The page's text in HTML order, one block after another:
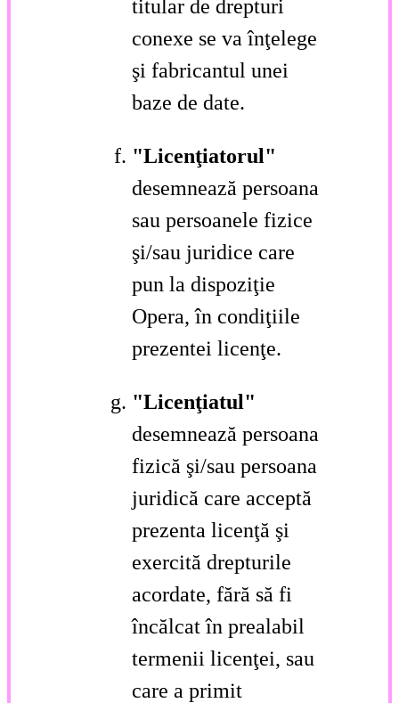
titular de drepturi
conexe se va înţelege
şi fabricantul unei
baze de date.
"Licenţiatorul"
desemnează persoana
sau persoanele fizice
şi/sau juridice care
pun la dispoziţie
Opera, în condiţiile
prezentei licenţe.
"Licenţiatul"
desemnează persoana
fizică şi/sau persoana
juridică care acceptă
prezenta licenţă şi
exercită drepturile
acordate, fără să fi
încălcat în prealabil
termenii licenţei, sau
care a primit